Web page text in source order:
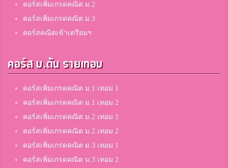
คอร์สเพิ่มเกรดคณิต ม.2
คอร์สเพิ่มเกรดคณิต ม.3
คอร์สคณิตเข้าเตรียมฯ
คอร์ส ม.ต้น รายเทอม
คอร์สเพิ่มเกรดคณิต ม.1 เทอม 1
คอร์สเพิ่มเกรดคณิต ม.1 เทอม 2
คอร์สเพิ่มเกรดคณิต ม.2 เทอม 1
คอร์สเพิ่มเกรดคณิต ม.2 เทอม 2
คอร์สเพิ่มเกรดคณิต ม.3 เทอม 1
คอร์สเพิ่มเกรดคณิต ม.3 เทอม 2